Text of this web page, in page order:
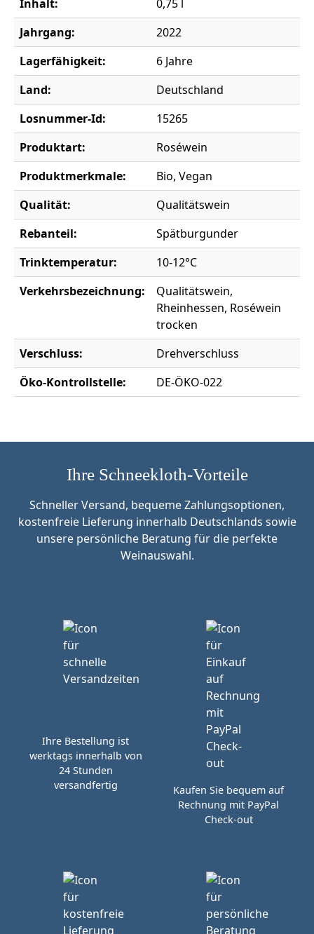
Inhalt:
0,75 l
Jahrgang:
2022
Lagerfähigkeit:
6 Jahre
Land:
Deutschland
Losnummer-Id:
15265
Produktart:
Roséwein
Produktmerkmale:
Bio, Vegan
Qualität:
Qualitätswein
Rebanteil:
Spätburgunder
Trinktemperatur:
10-12°C
Verkehrsbezeichnung:
Qualitätswein,
Rheinhessen, Roséwein
trocken
Verschluss:
Drehverschluss
Öko-Kontrollstelle:
DE-ÖKO-022
Ihre Schneekloth-Vorteile
Schneller Versand, bequeme Zahlungsoptionen,
kostenfreie Lieferung innerhalb Deutschlands sowie
unsere persönliche Beratung für die perfekte
Weinauswahl.
Ihre Bestellung ist
werktags innerhalb von
24 Stunden
versandfertig
Kaufen Sie bequem auf
Rechnung mit PayPal
Check-out